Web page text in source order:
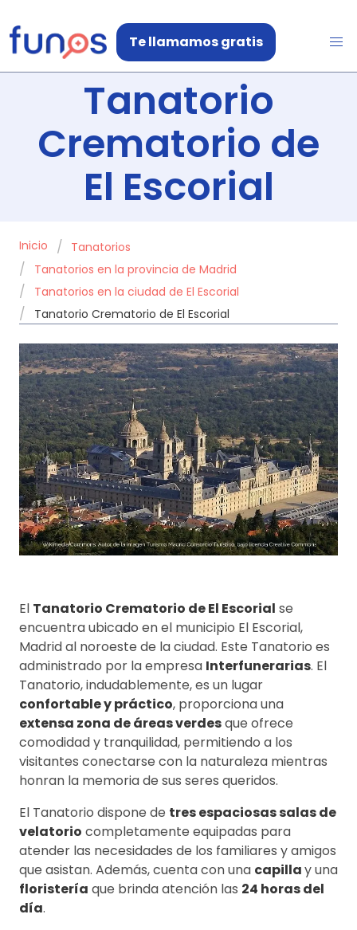
Te llamamos gratis
Tanatorio
Crematorio de
El Escorial
Inicio
Tanatorios
Tanatorios en la provincia de Madrid
Tanatorios en la ciudad de El Escorial
Tanatorio Crematorio de El Escorial
El Tanatorio Crematorio de El Escorial se
encuentra ubicado en el municipio El Escorial,
Madrid al noroeste de la ciudad. Este Tanatorio es
administrado por la empresa Interfunerarias. El
Tanatorio, indudablemente, es un lugar
confortable y práctico, proporciona una
extensa zona de áreas verdesque ofrece
comodidad y tranquilidad, permitiendo a los
visitantes conectarse con la naturaleza mientras
honran la memoria de sus seres queridos.
El Tanatorio dispone de tres espaciosas salas de
velatorio completamente equipadas para
atender las necesidades de los familiares y amigos
que asistan. Además, cuenta con una capillay una
floristería que brinda atención las 24 horas del
día.